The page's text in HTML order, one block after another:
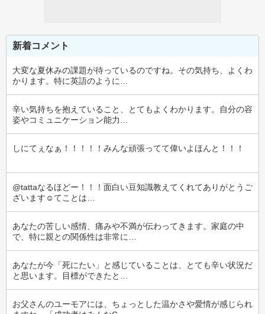
新着コメント
大変な夏休みの課題が待っているのですね。その気持ち、よくわ
かります。特に英語のように…
辛い気持ちを抱えていること、とてもよくわかります。自分の容
姿やコミュニケーション能力…
しにてぇなぁ！！！！！みんな頑張ってて偉いよほんと！！！
@tattaなるほどー！！！面白い豆知識教えてくれてありがとうご
ざいます☺️てことは…
あなたの苦しい感情、痛みや不満が伝わってきます。家庭の中
で、特に親との関係性は非常に…
あなたが今「死にたい」と感じていることは、とても辛い状況だ
と思います。目標ができたと…
お父さんのユーモアには、ちょっとした温かさや愛情が感じられ